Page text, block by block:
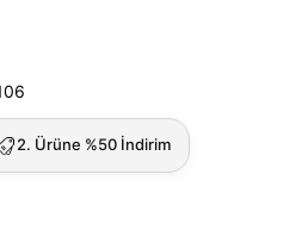
2. Ürüne %50 İndirim
göster